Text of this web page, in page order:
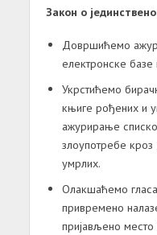
Закон о
Довршићемо
електронске базе
Укрстићемо
књиге рођених и
ажурирање
злоупотребе кроз
умрлих.
Олакшаћемо
привремено
пријављено место